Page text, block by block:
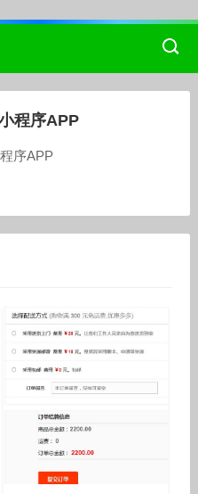
程序APP
序APP